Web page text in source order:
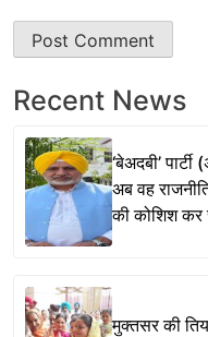
Recent News
‘बेअदबी’
अब वह
की कोशिश कर
मुक्तसर की